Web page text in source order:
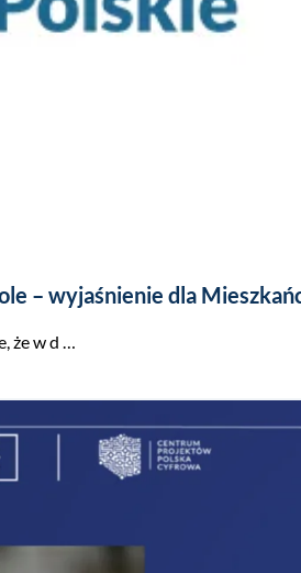
– wyjaśnienie dla
że w d …